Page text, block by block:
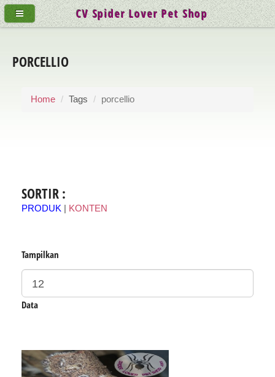
PORCELLIO
Home Tags porcellio
SORTIR :
PRODUK KONTEN
Tampilkan
Data
CV Spider Lover Pet Shop